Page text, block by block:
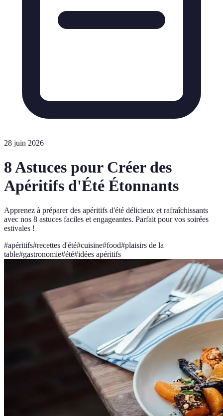
28 juin 2026
8 Astuces pour Créer des
Apéritifs d'Été Étonnants
Apprenez à préparer des apéritifs d'été délicieux et rafraîchissants
avec nos 8 astuces faciles et engageantes. Parfait pour vos soirées
estivales !
#apéritifs#recettes d'été#cuisine#food#plaisirs de la
table#gastronomie#été#idées apéritifs